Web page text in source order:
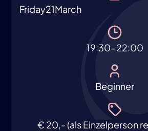
Friday21March
19:30-22:00
Beginner
€ 20,- (als Einzelperson